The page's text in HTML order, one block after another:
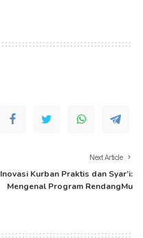
Next Article
Inovasi Kurban Praktis dan Syar’i:
Mengenal Program RendangMu